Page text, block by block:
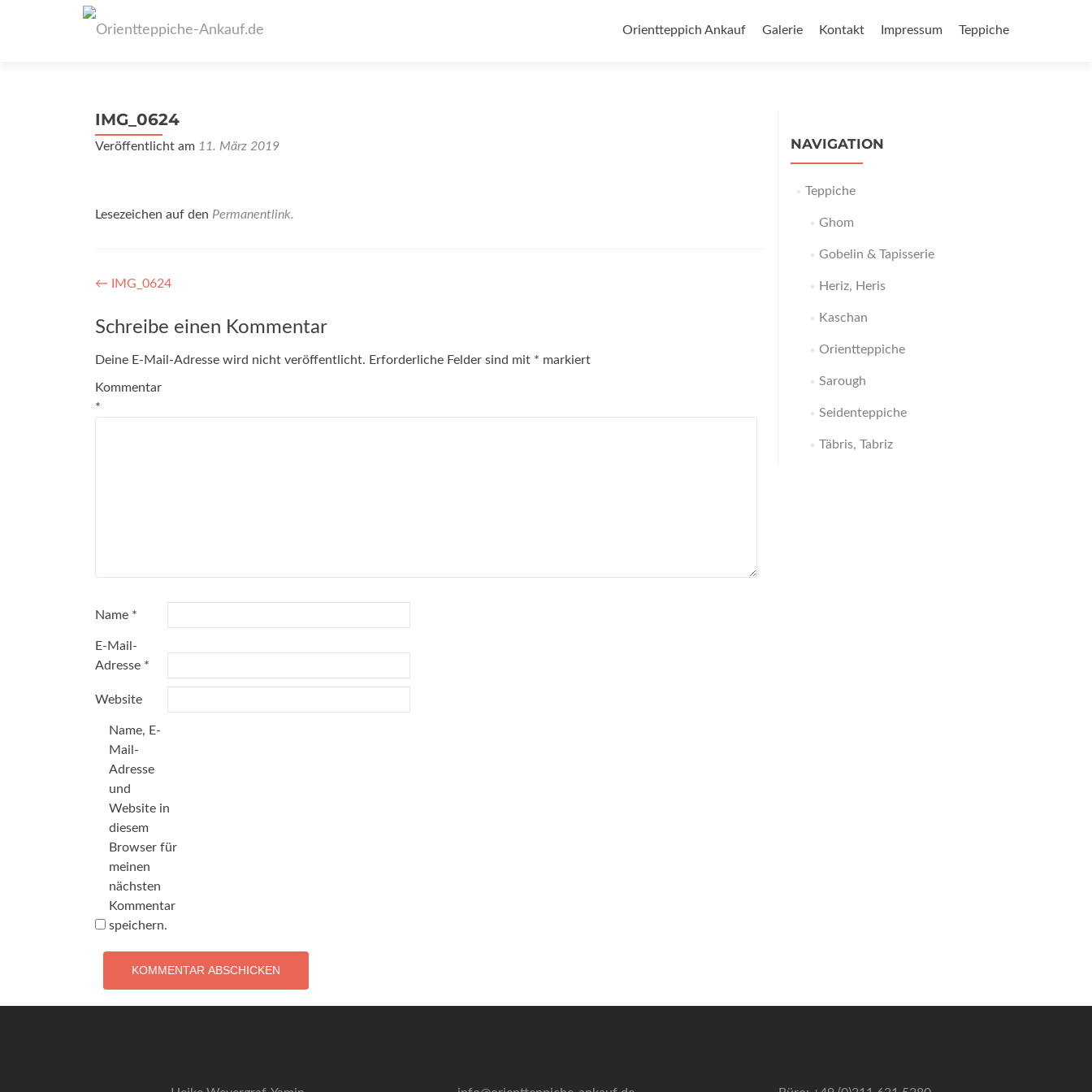
Inhalt
Orientteppich Ankauf Galerie Kontakt Impressum Teppiche
IMG_0624
Veröffentlicht am 11. März 2019
Lesezeichen auf den Permanentlink.
Artikel-
Navigation
← IMG_0624
Schreibe einen Kommentar
Deine E-Mail-Adresse wird nicht veröffentlicht. Erforderliche Felder sind mit * markiert
Kommentar
*
Name *
E-Mail-
Adresse *
Website
Name, E-
Mail-
Adresse
und
Website in
diesem
Browser für
meinen
nächsten
Kommentar
speichern.
NAVIGATION
Teppiche
Ghom
Gobelin & Tapisserie
Heriz, Heris
Kaschan
Orientteppiche
Sarough
Seidenteppiche
Täbris, Tabriz